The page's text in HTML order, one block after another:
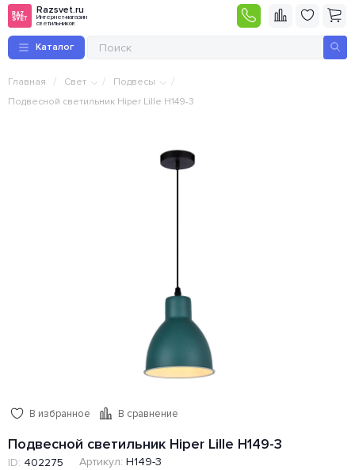
Razsvet.ru
Интернет-магазин
светильников
Каталог
Главная / Свет / Подвесы /
Подвесной светильник Hiper Lille H149-3
В избранное В сравнение
Подвесной светильник Hiper Lille H149-3
ID: 402275 Артикул: H149-3